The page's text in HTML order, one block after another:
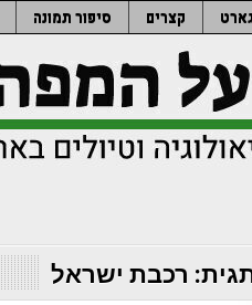
קצרים סיפור תמונה
רכבת ישראל